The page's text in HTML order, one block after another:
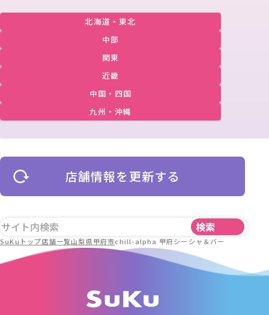
北海道・東北
中部
関東
近畿
中国・四国
九州・沖縄
店舗情報を更新する
SuKuトップ店舗一覧山梨県甲府市chill-alpha 甲府シーシャ＆バー